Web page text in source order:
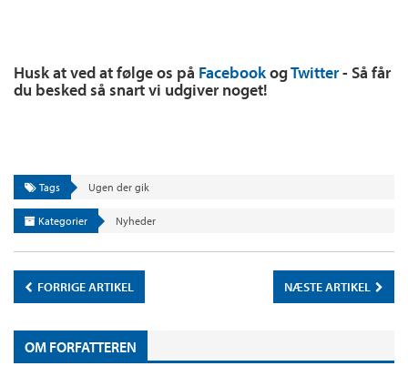
Husk at ved at følge os på FacebookogTwitter- Så får
du besked så snart vi udgiver noget!
Tags Ugen der gik
Kategorier Nyheder
FORRIGE ARTIKEL NÆSTE ARTIKEL
OM FORFATTEREN